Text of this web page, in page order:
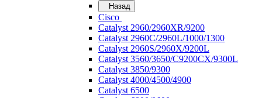
Назад
Cisco
Catalyst 2960/2960XR/9200
Catalyst 2960C/2960L/1000/1300
Catalyst 2960S/2960X/9200L
Catalyst 3560/3650/C9200CX/9300L
Catalyst 3850/9300
Catalyst 4000/4500/4900
Catalyst 6500